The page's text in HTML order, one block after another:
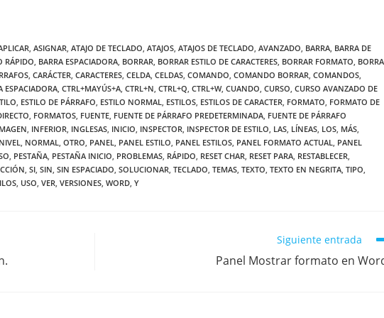
, ASIGNAR, ATAJO DE TECLADO, ATAJOS, ATAJOS DE TECLADO, AVANZADO, BARRA, BARRA DE
RÁPIDO, BARRA ESPACIADORA, BORRAR, BORRAR ESTILO DE CARACTERES, BORRAR FORMATO,
, CARÁCTER, CARACTERES, CELDA, CELDAS, COMANDO, COMANDO BORRAR, COMANDOS,
ESPACIADORA, CTRL+MAYÚS+A, CTRL+N, CTRL+Q, CTRL+W, CUANDO, CURSO, CURSO AVANZADO DE
, ESTILO DE PÁRRAFO, ESTILO NORMAL, ESTILOS, ESTILOS DE CARACTER, FORMATO, FORMATO DE
, FORMATOS, FUENTE, FUENTE DE PÁRRAFO PREDETERMINADA, FUENTE DE PÁRRAFO
, INFERIOR, INGLESAS, INICIO, INSPECTOR, INSPECTOR DE ESTILO, LAS, LÍNEAS, LOS, MÁS,
NIVEL, NORMAL, OTRO, PANEL, PANEL ESTILO, PANEL ESTILOS, PANEL FORMATO ACTUAL, PANEL
, PESTAÑA, PESTAÑA INICIO, PROBLEMAS, RÁPIDO, RESET CHAR, RESET PARA, RESTABLECER,
, SI, SIN, SIN ESPACIADO, SOLUCIONAR, TECLADO, TEMAS, TEXTO, TEXTO EN NEGRITA, TIPO,
, USO, VER, VERSIONES, WORD, Y
Siguiente entrada
Panel Mostrar formato en